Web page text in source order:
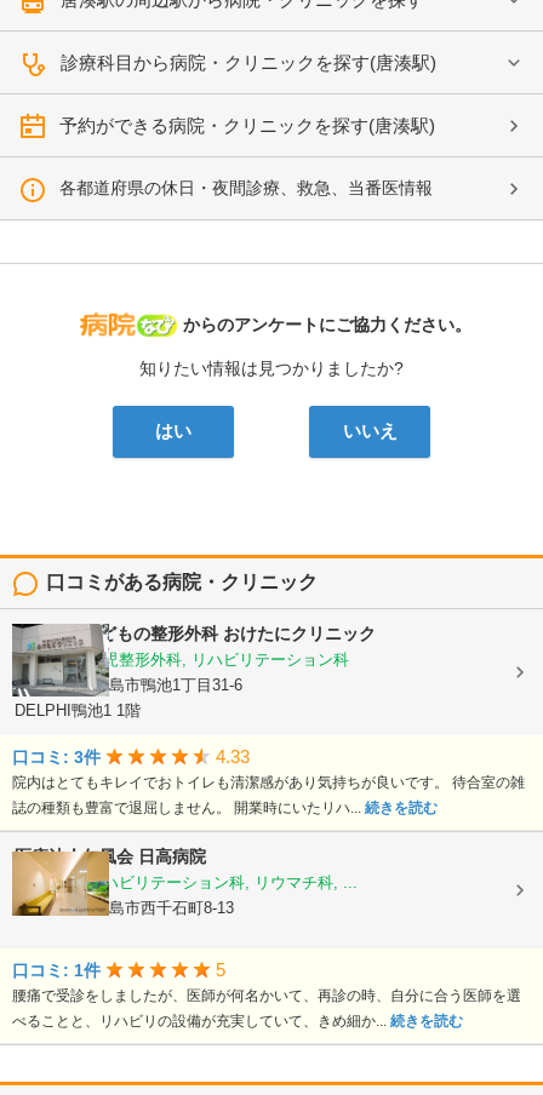
診療科目から病院・クリニックを探す(唐湊駅)
予約ができる病院・クリニックを探す(唐湊駅)
各都道府県の休日・夜間診療、救急、当番医情報
病院なび
からのアンケートにご協力ください。
知りたい情報は見つかりましたか?
はい いいえ
口コミがある病院・クリニック
おとなとこどもの整形外科 おけたにクリニック
整形外科, 小児整形外科, リハビリテーション科
鹿児島県鹿児島市鴨池1丁目31-6
DELPHI鴨池1 1階
口コミ: 3件 4.33
院内はとてもキレイでおトイレも清潔感があり気持ちが良いです。 待合室の雑
誌の種類も豊富で退屈しません。 開業時にいたリハ... 続きを読む
医療法人仁風会 日高病院
整形外科, リハビリテーション科, リウマチ科, ...
鹿児島県鹿児島市西千石町8-13
口コミ: 1件 5
腰痛で受診をしましたが、医師が何名かいて、再診の時、自分に合う医師を選
べることと、リハビリの設備が充実していて、きめ細か... 続きを読む